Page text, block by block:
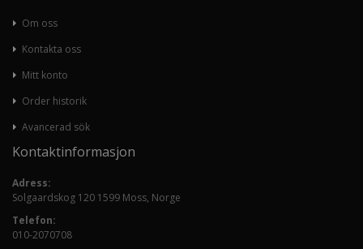
Om oss
Kontakta oss
Mitt konto
Order historik
Avancerad sök
Kontaktinformasjon
Adress:
Solgaardskog 120 1599 Moss, Norge
Telefon:
010-2070708